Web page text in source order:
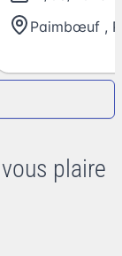
Paimbœuf ,
plaire